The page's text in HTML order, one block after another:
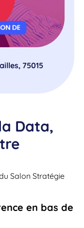
75015
Data,
Salon Stratégie
en bas de